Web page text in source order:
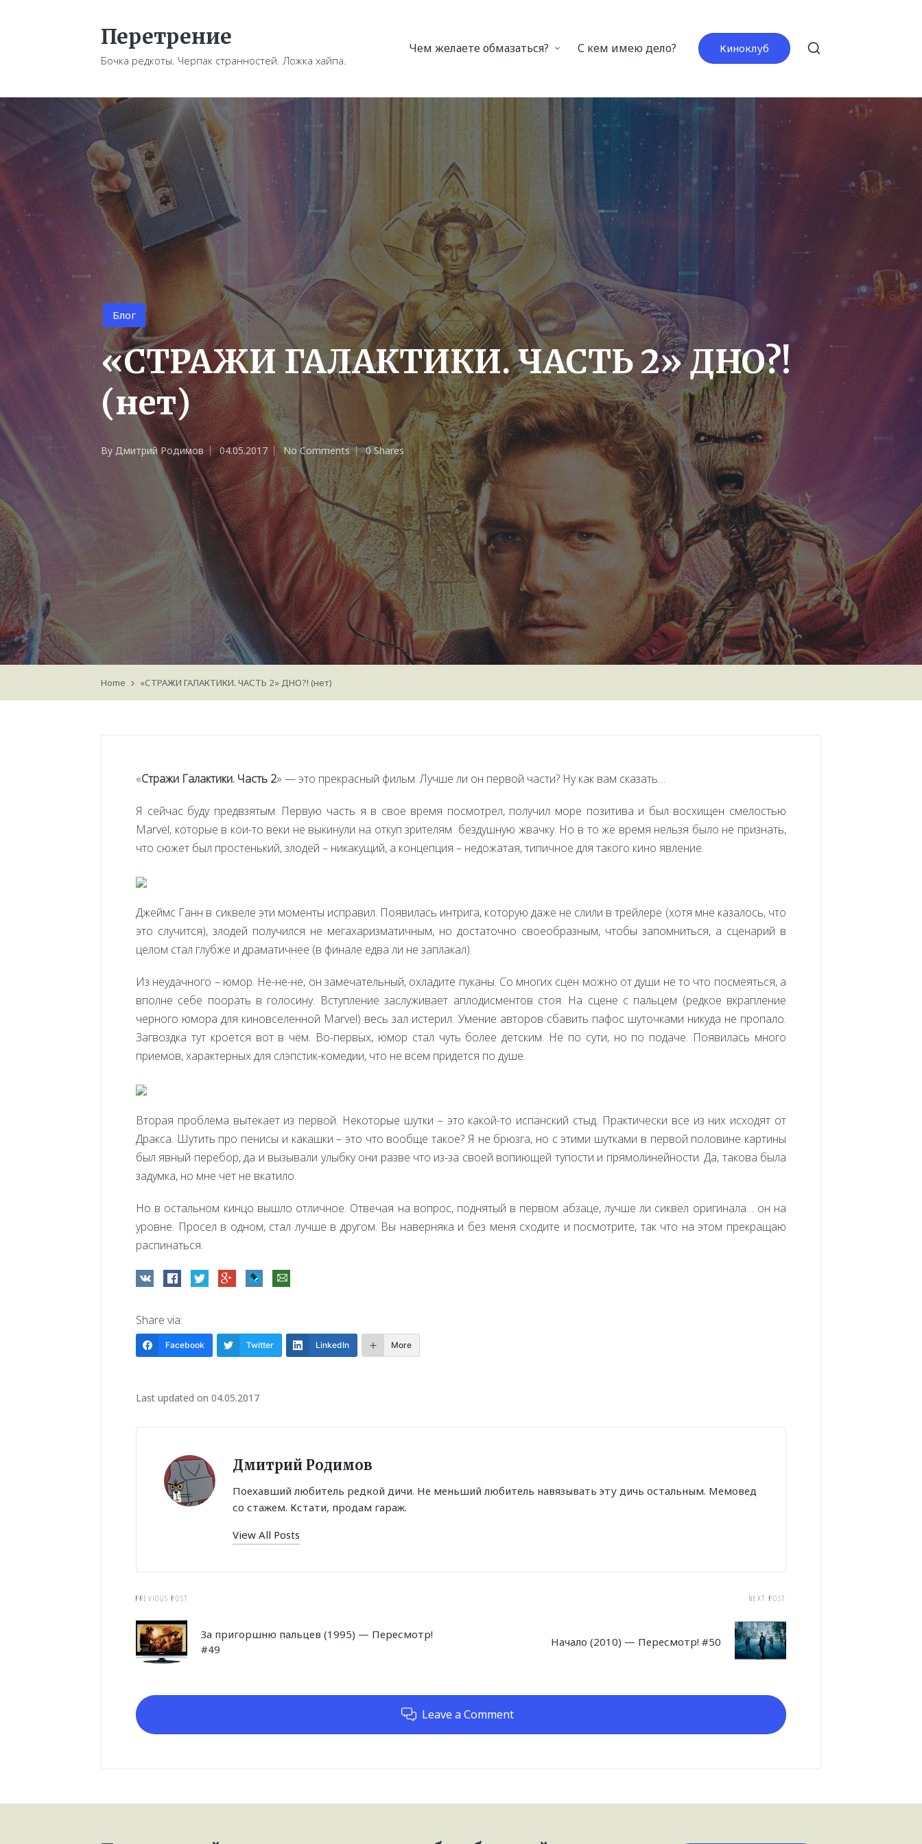
Перетрение
Бочка редкоты. Черпак странностей. Ложка хайпа.
Чем желаете обмазаться? С кем имею дело? Киноклуб
Posted
in
Блог
«СТРАЖИ ГАЛАКТИКИ. ЧАСТЬ 2» ДНО?!
(нет)
Posted
By Дмитрий Родимов 04.05.2017 No Comments 0 Shares
Home «СТРАЖИ ГАЛАКТИКИ. ЧАСТЬ 2» ДНО?! (нет)
«Стражи Галактики. Часть 2» — это прекрасный фильм. Лучше ли он первой части? Ну как вам сказать…
Я сейчас буду предвзятым. Первую часть я в свое время посмотрел, получил море позитива и был восхищен смелостью
Marvel, которые в кои-то веки не выкинули на откуп зрителям бездушную жвачку. Но в то же время нельзя было не признать,
что сюжет был простенький, злодей – никакущий, а концепция – недожатая, типичное для такого кино явление.
Джеймс Ганн в сиквеле эти моменты исправил. Появилась интрига, которую даже не слили в трейлере (хотя мне казалось, что
это случится), злодей получился не мегахаризматичным, но достаточно своеобразным, чтобы запомниться, а сценарий в
целом стал глубже и драматичнее (в финале едва ли не заплакал).
Из неудачного – юмор. Не-не-не, он замечательный, охладите пуканы. Со многих сцен можно от души не то что посмеяться, а
вполне себе поорать в голосину. Вступление заслуживает аплодисментов стоя. На сцене с пальцем (редкое вкрапление
черного юмора для киновселенной Marvel) весь зал истерил. Умение авторов сбавить пафос шуточками никуда не пропало.
Загвоздка тут кроется вот в чём. Во-первых, юмор стал чуть более детским. Не по сути, но по подаче. Появилась много
приемов, характерных для слэпстик-комедии, что не всем придется по душе.
Вторая проблема вытекает из первой. Некоторые шутки – это какой-то испанский стыд. Практически все из них исходят от
Дракса. Шутить про пенисы и какашки – это что вообще такое? Я не брюзга, но с этими шутками в первой половине картины
был явный перебор, да и вызывали улыбку они разве что из-за своей вопиющей тупости и прямолинейности. Да, такова была
задумка, но мне чёт не вкатило.
Но в остальном кинцо вышло отличное. Отвечая на вопрос, поднятый в первом абзаце, лучше ли сиквел оригинала… он на
уровне. Просел в одном, стал лучше в другом. Вы наверняка и без меня сходите и посмотрите, так что на этом прекращаю
распинаться.
Share via:
Facebook Twitter LinkedIn More
Last updated on 04.05.2017
Дмитрий Родимов
Поехавший любитель редкой дичи. Не меньший любитель навязывать эту дичь остальным. Мемовед
со стажем. Кстати, продам гараж.
View All Posts
Post
navigation
PREVIOUS POST
За пригоршню пальцев (1995) — Пересмотр!
#49
NEXT POST
Начало (2010) — Пересмотр! #50
Leave a Comment